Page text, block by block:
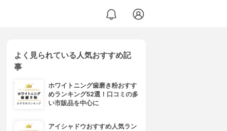
よく見られている人気おすすめ記
事
ホワイトニング歯磨き粉おすす
めランキング52選！口コミの多
い市販品を中心に
アイシャドウおすすめ人気ラン